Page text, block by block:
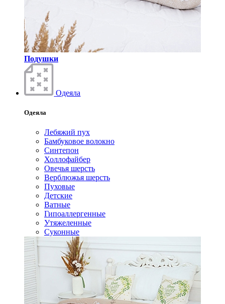
Подушки
Одеяла
Одеяла
Лебяжий пух
Бамбуковое волокно
Синтепон
Холлофайбер
Овечья шерсть
Верблюжья шерсть
Пуховые
Детские
Ватные
Гипоаллергенные
Утяжеленные
Суконные